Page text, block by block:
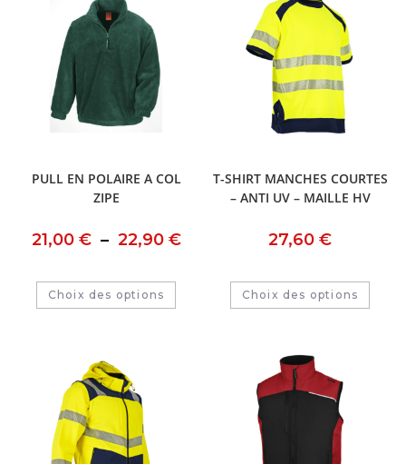
PULL EN POLAIRE A COL
ZIPE
21,00 € – 22,90 €
Choix des options
T-SHIRT MANCHES COURTES
– ANTI UV – MAILLE HV
27,60 €
Choix des options